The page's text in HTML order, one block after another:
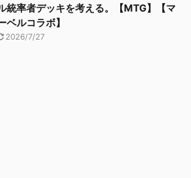
統率者デッキを考える。【MTG】【マ
ベルコラボ】
2026/7/27